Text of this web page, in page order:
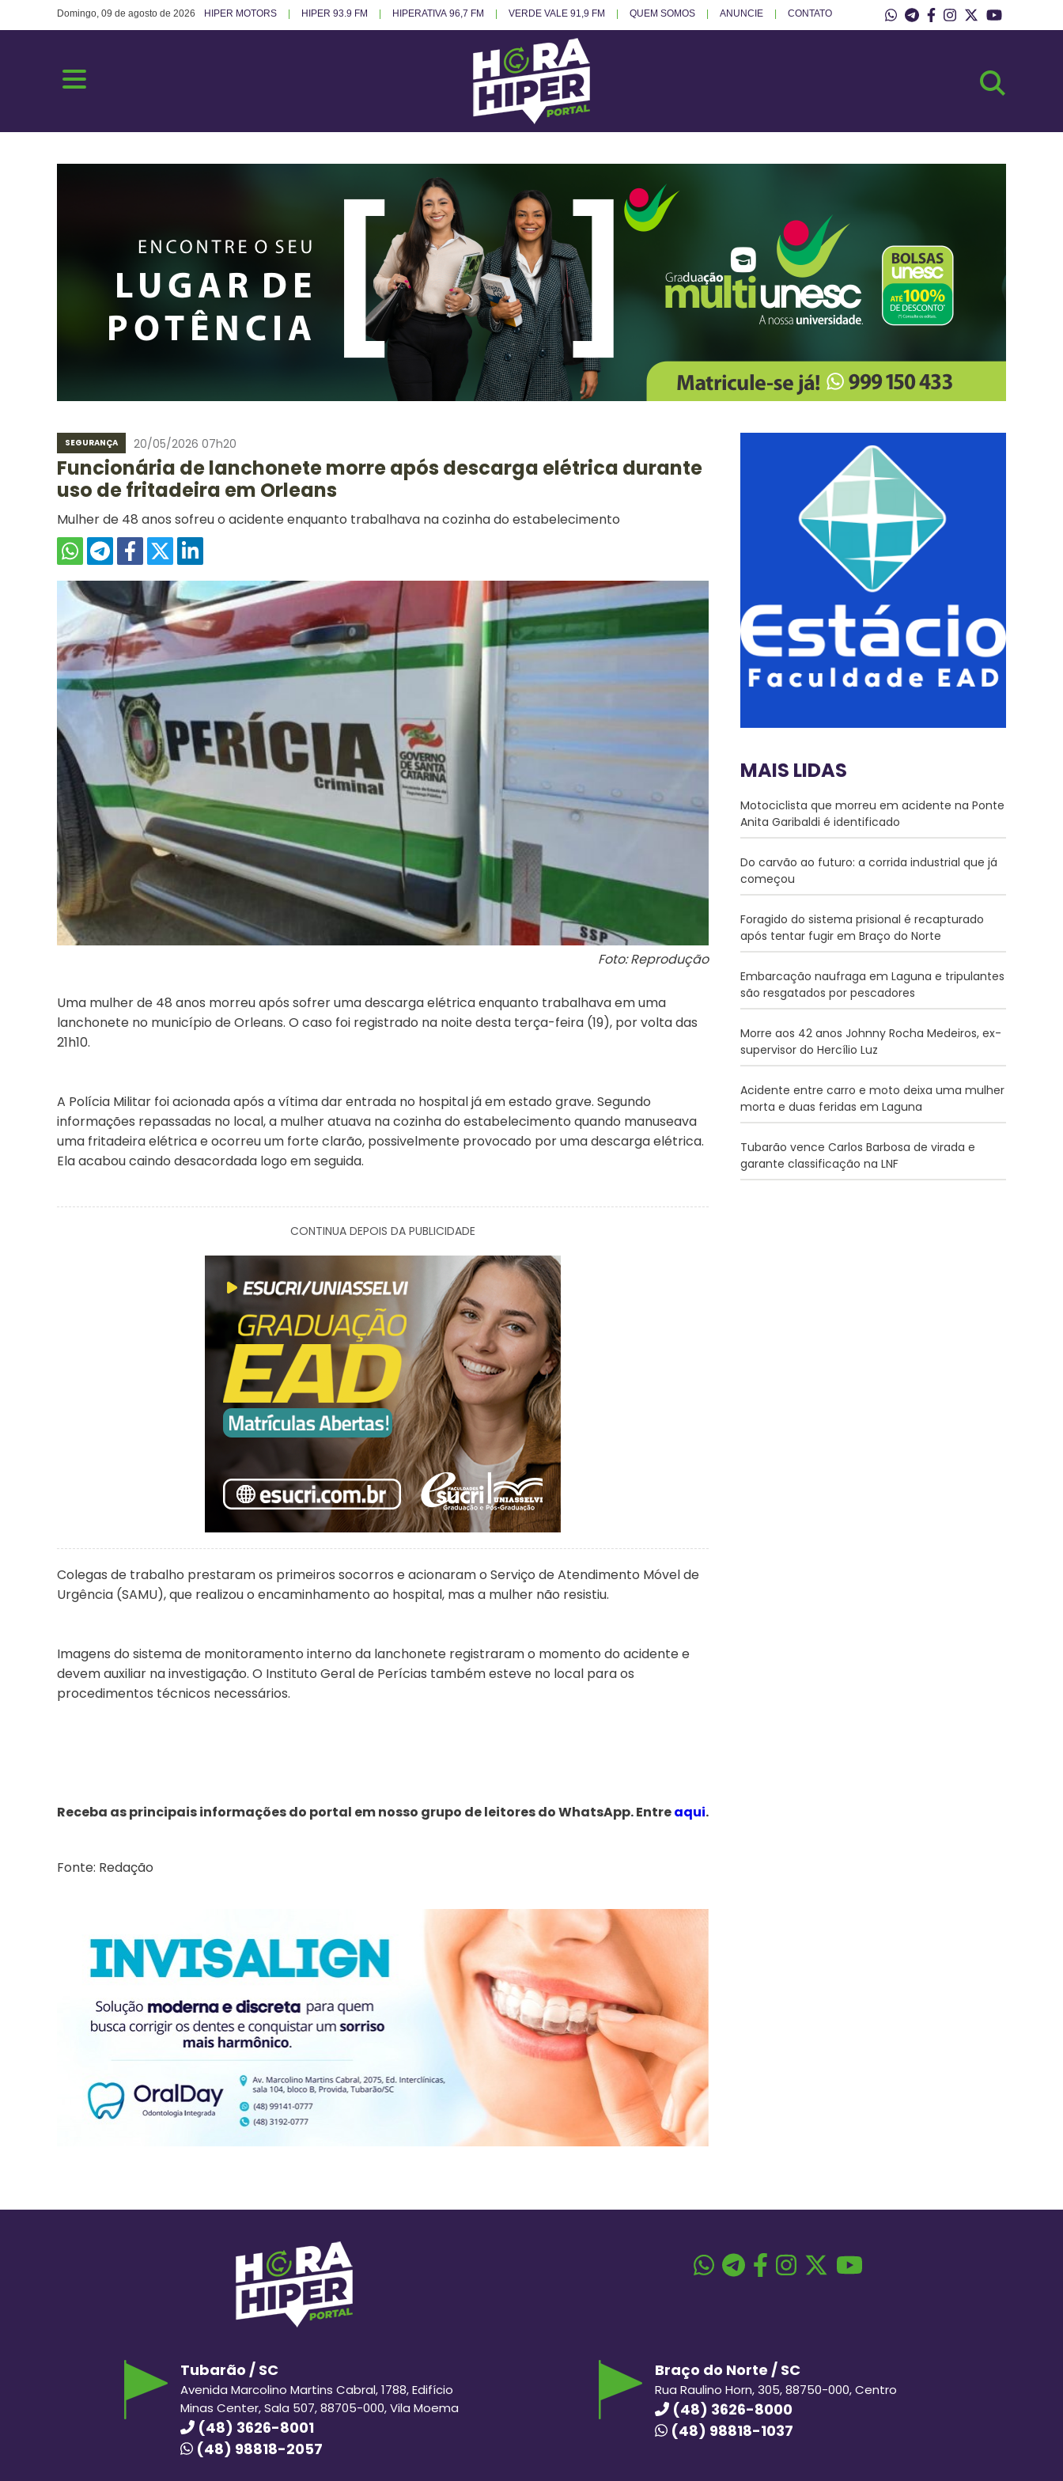
Domingo, 09 de agosto de 2026 HIPER MOTORS HIPER 93.9 FM HIPERATIVA 96,7 FM VERDE VALE 91,9 FM QUEM SOMOS ANUNCIE CONTATO
SEGURANÇA 20/05/2026 07h20
Funcionária de lanchonete morre após descarga elétrica durante
uso de fritadeira em Orleans
Mulher de 48 anos sofreu o acidente enquanto trabalhava na cozinha do estabelecimento
Foto: Reprodução
Uma mulher de 48 anos morreu após sofrer uma descarga elétrica enquanto trabalhava em uma
lanchonete no município de Orleans. O caso foi registrado na noite desta terça-feira (19), por volta das
21h10.
A Polícia Militar foi acionada após a vítima dar entrada no hospital já em estado grave. Segundo
informações repassadas no local, a mulher atuava na cozinha do estabelecimento quando manuseava
uma fritadeira elétrica e ocorreu um forte clarão, possivelmente provocado por uma descarga elétrica.
Ela acabou caindo desacordada logo em seguida.
CONTINUA DEPOIS DA PUBLICIDADE
Colegas de trabalho prestaram os primeiros socorros e acionaram o Serviço de Atendimento Móvel de
Urgência (SAMU), que realizou o encaminhamento ao hospital, mas a mulher não resistiu.
Imagens do sistema de monitoramento interno da lanchonete registraram o momento do acidente e
devem auxiliar na investigação. O Instituto Geral de Perícias também esteve no local para os
procedimentos técnicos necessários.
Receba as principais informações do portal em nosso grupo de leitores do WhatsApp. Entreaqui.
Fonte: Redação
MAIS LIDAS
Motociclista que morreu em acidente na Ponte
Anita Garibaldi é identificado
Do carvão ao futuro: a corrida industrial que já
começou
Foragido do sistema prisional é recapturado
após tentar fugir em Braço do Norte
Embarcação naufraga em Laguna e tripulantes
são resgatados por pescadores
Morre aos 42 anos Johnny Rocha Medeiros, ex-
supervisor do Hercílio Luz
Acidente entre carro e moto deixa uma mulher
morta e duas feridas em Laguna
Tubarão vence Carlos Barbosa de virada e
garante classificação na LNF
Tubarão / SC
Avenida Marcolino Martins Cabral, 1788, Edifício
Minas Center, Sala 507, 88705-000, Vila Moema
(48) 3626-8001
(48) 98818-2057
Braço do Norte / SC
Rua Raulino Horn, 305, 88750-000, Centro
(48) 3626-8000
(48) 98818-1037